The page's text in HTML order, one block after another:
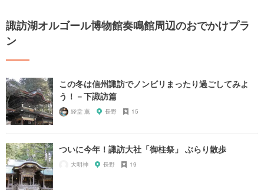
諏訪湖オルゴール博物館奏鳴館周辺のおでかけプラ
ン
この冬は信州諏訪でノンビリまったり過ごしてみよ
う！－下諏訪篇
経堂 薫 長野 15
ついに今年！諏訪大社「御柱祭」 ぶらり散歩
大明神 長野 19